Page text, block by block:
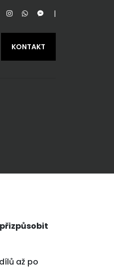
KONTAKT
přizpůsobit
až po